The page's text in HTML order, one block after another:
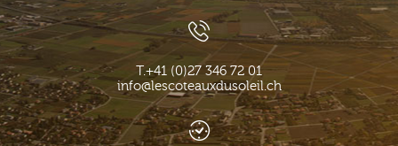
T.+41 (0)27 346 72 01
info@lescoteauxdusoleil.ch